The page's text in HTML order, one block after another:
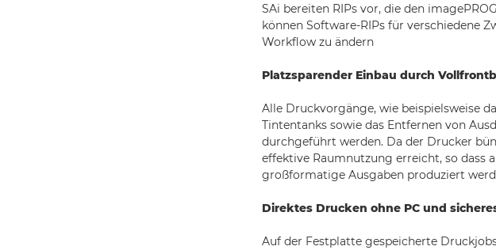
SAi bereiten RIPs vor, die den
können Software-RIPs für verschiedene
Workflow zu ändern
Platzsparender Einbau durch
Alle Druckvorgänge, wie beispielsweise
Tintentanks sowie das Entfernen von
durchgeführt werden. Da der Drucker
effektive Raumnutzung erreicht, so dass
großformatige Ausgaben produziert
Direktes Drucken ohne PC und
Auf der Festplatte gespeicherte